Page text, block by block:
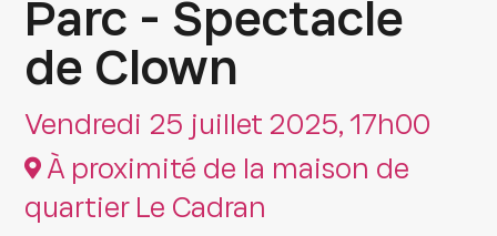
Parc - Spectacle
de Clown
Vendredi 25 juillet 2025, 17h00
À proximité de la maison de
quartier Le Cadran